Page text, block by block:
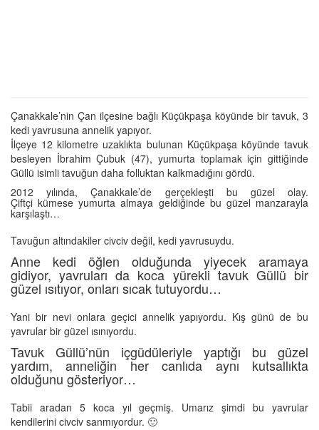
Çanakkale’nin Çan ilçesine bağlı Küçükpaşa köyünde bir tavuk, 3
kedi yavrusuna annelik yapıyor.
İlçeye 12 kilometre uzaklıkta bulunan Küçükpaşa köyünde tavuk
besleyen İbrahim Çubuk (47), yumurta toplamak için gittiğinde
Güllü isimli tavuğun daha folluktan kalkmadığını gördü.
2012 yılında, Çanakkale’de gerçekleşti bu güzel olay.
Çiftçi kümese yumurta almaya geldiğinde bu güzel manzarayla
karşılaştı…
Tavuğun altındakiler civciv değil, kedi yavrusuydu.
Anne kedi öğlen olduğunda yiyecek aramaya
gidiyor, yavruları da koca yürekli tavuk Güllü bir
güzel ısıtıyor, onları sıcak tutuyordu…
Yani bir nevi onlara geçici annelik yapıyordu. Kış günü de bu
yavrular bir güzel ısınıyordu.
Tavuk Güllü’nün içgüdüleriyle yaptığı bu güzel
yardım, anneliğin her canlıda aynı kutsallıkta
olduğunu gösteriyor…
Tabii aradan 5 koca yıl geçmiş. Umarız şimdi bu yavrular
kendilerini civciv sanmıyordur. 🙂